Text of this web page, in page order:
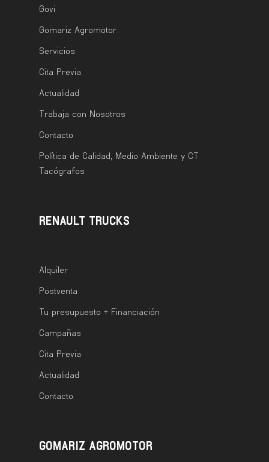
Govi
Gomariz Agromotor
Servicios
Cita Previa
Actualidad
Trabaja con Nosotros
Contacto
Política de Calidad, Medio Ambiente y CT
Tacógrafos
RENAULT TRUCKS
Alquiler
Postventa
Tu presupuesto + Financiación
Campañas
Cita Previa
Actualidad
Contacto
GOMARIZ AGROMOTOR